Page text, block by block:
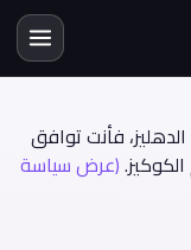
فأنت توافق
(عرض سياسة